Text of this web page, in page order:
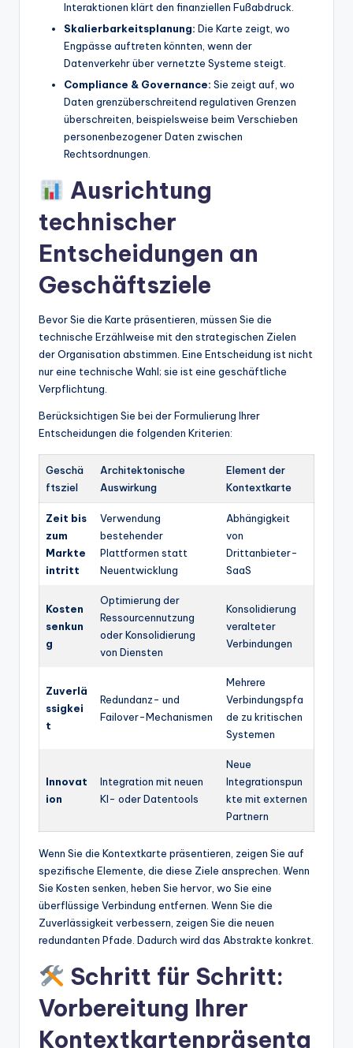
Interaktionen klärt den finanziellen Fußabdruck.
Skalierbarkeitsplanung: Die Karte zeigt, wo
Engpässe auftreten könnten, wenn der
Datenverkehr über vernetzte Systeme steigt.
Compliance & Governance: Sie zeigt auf, wo
Daten grenzüberschreitend regulativen Grenzen
überschreiten, beispielsweise beim Verschieben
personenbezogener Daten zwischen
Rechtsordnungen.
Ausrichtung
technischer
Entscheidungen an
Geschäftsziele
Bevor Sie die Karte präsentieren, müssen Sie die
technische Erzählweise mit den strategischen Zielen
der Organisation abstimmen. Eine Entscheidung ist nicht
nur eine technische Wahl; sie ist eine geschäftliche
Verpflichtung.
Berücksichtigen Sie bei der Formulierung Ihrer
Entscheidungen die folgenden Kriterien:
Geschä
ftsziel
Architektonische
Auswirkung
Element der
Kontextkarte
Zeit bis
zum
Markte
intritt
Verwendung
bestehender
Plattformen statt
Neuentwicklung
Abhängigkeit
von
Drittanbieter-
SaaS
Kosten
senkun
g
Optimierung der
Ressourcennutzung
oder Konsolidierung
von Diensten
Konsolidierung
veralteter
Verbindungen
Zuverlä
ssigkei
t
Redundanz- und
Failover-Mechanismen
Mehrere
Verbindungspfa
de zu kritischen
Systemen
Innovat
ion
Integration mit neuen
KI- oder Datentools
Neue
Integrationspun
kte mit externen
Partnern
Wenn Sie die Kontextkarte präsentieren, zeigen Sie auf
spezifische Elemente, die diese Ziele ansprechen. Wenn
Sie Kosten senken, heben Sie hervor, wo Sie eine
überflüssige Verbindung entfernen. Wenn Sie die
Zuverlässigkeit verbessern, zeigen Sie die neuen
redundanten Pfade. Dadurch wird das Abstrakte konkret.
Schritt für Schritt:
Vorbereitung Ihrer
Kontextkartenpräsenta